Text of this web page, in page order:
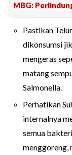
MBG:
Pastikan
dikonsumsi
mengeras
matang
Salmonella.
Perhatikan
internalnya
semua
menggoreng,